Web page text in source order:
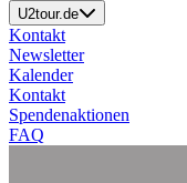
U2tour.de
Kontakt
Newsletter
Kalender
Kontakt
Spendenaktionen
FAQ